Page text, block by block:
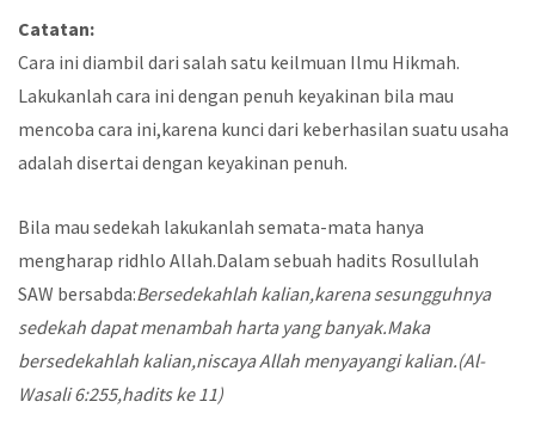
Catatan:
Cara ini diambil dari salah satu keilmuan Ilmu Hikmah.
Lakukanlah cara ini dengan penuh keyakinan bila mau
mencoba cara ini,karena kunci dari keberhasilan suatu usaha
adalah disertai dengan keyakinan penuh.
Bila mau sedekah lakukanlah semata-mata hanya
mengharap ridhlo Allah.Dalam sebuah hadits Rosullulah
SAW bersabda:Bersedekahlah kalian,karena sesungguhnya
sedekah dapat menambah harta yang banyak.Maka
bersedekahlah kalian,niscaya Allah menyayangi kalian.(Al-
Wasali 6:255,hadits ke 11)